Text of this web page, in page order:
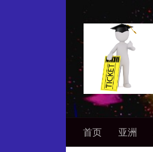
首页 亚洲